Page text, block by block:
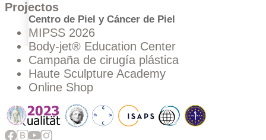
Centro de Piel y Cáncer de Piel
Revisión de Piel con IA
Projectos
MIPSS 2026
Body-jet® Education Center
Campaña de cirugía plástica
Haute Sculpture Academy
Online Shop